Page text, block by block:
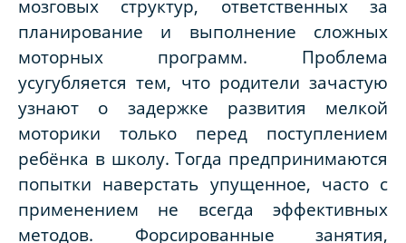
мозговых структур, ответственных за
планирование и выполнение сложных
моторных программ. Проблема
усугубляется тем, что родители зачастую
узнают о задержке развития мелкой
моторики только перед поступлением
ребёнка в школу. Тогда предпринимаются
попытки наверстать упущенное, часто с
применением не всегда эффективных
методов. Форсированные занятия,